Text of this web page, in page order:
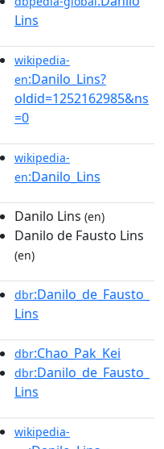
Lins
wikipedia-
en:Danilo_Lins?
oldid=1252162985&ns
=0
wikipedia-
en:Danilo_Lins
Danilo Lins (en)
Danilo de Fausto Lins
(en)
dbr:Danilo_de_Fausto_
Lins
dbr:Chao_Pak_Kei
dbr:Danilo_de_Fausto_
Lins
wikipedia-